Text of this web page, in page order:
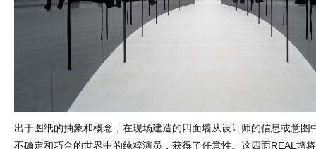
出于图纸的抽象和概念，在现场建造的四面墙从设计师的信息或意图
不确定和巧合的世界中的纯粹演员，获得了任意性。这四面REAL墙